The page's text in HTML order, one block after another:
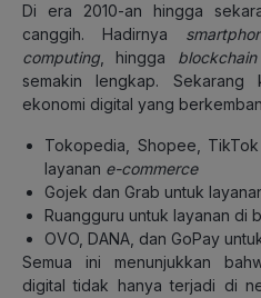
Di era 2010-an hingga
canggih. Hadirnya
computing , hingga blockchain
semakin lengkap.
ekonomi digital yang
Tokopedia, Shopee,
layanan e-commerce
Gojek dan Grab untuk
Ruangguru untuk layanan di
OVO, DANA, dan GoPay
Semua ini menunjukkan
digital tidak hanya terjadi di